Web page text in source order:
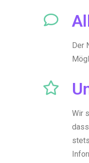
Der
Wir